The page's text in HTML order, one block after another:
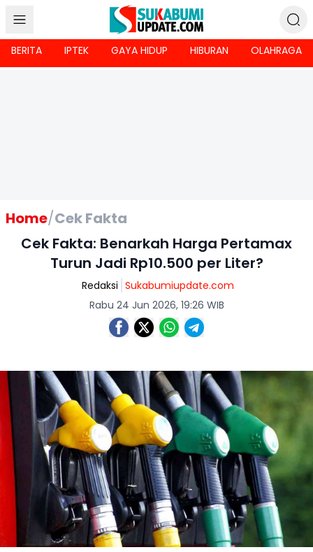
BERITA IPTEK GAYA HIDUP HIBURAN OLAHRAGA
Home/Cek Fakta
Cek Fakta: Benarkah Harga Pertamax
Turun Jadi Rp10.500 per Liter?
Redaksi Sukabumiupdate.com
Rabu 24 Jun 2026, 19:26 WIB